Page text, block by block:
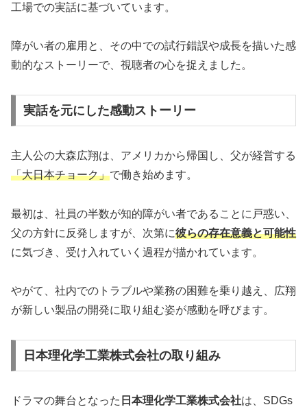
工場での実話に基づいています。
障がい者の雇用と、その中での試行錯誤や成長を描いた感
動的なストーリーで、視聴者の心を捉えました。
実話を元にした感動ストーリー
主人公の大森広翔は、アメリカから帰国し、父が経営する
「大日本チョーク」で働き始めます。
最初は、社員の半数が知的障がい者であることに戸惑い、
父の方針に反発しますが、次第に彼らの存在意義と可能性
に気づき、受け入れていく過程が描かれています。
やがて、社内でのトラブルや業務の困難を乗り越え、広翔
が新しい製品の開発に取り組む姿が感動を呼びます。
日本理化学工業株式会社の取り組み
ドラマの舞台となった 日本理化学工業株式会社は、SDGs